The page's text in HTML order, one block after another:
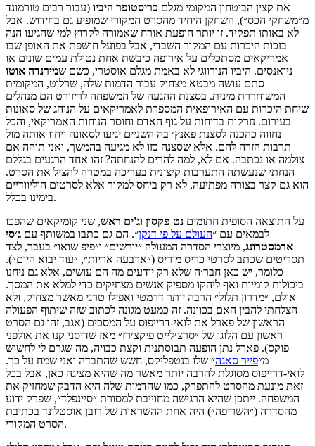
את קצין הביטחון המקומי מגלם כריסטופר היביו (עבור רבים טורמונד
מ״משחקי הכס״), השחקן היחיד מהסרט המקורי שמופיע גם בחידוש. אבל
לא באותו תפקיד. זו יותר הופעת אורח שאמורה לקרוץ למי שהגיעו הנה
בזכות היכרות עם המקור השבדי, אבל בפועל חושפת את האופן שבו
אמריקאים מסתכלים על אירופה כיבשת אחת נטולת עמים שונים או
ניואנסים. היביו הנורווגי לא באמת מגלם אוסטרי, כשם שמירנדה אוטו
סתם עושה מבטא מצחיק עבור הדמות שלה, שרלוט, המקומית
המשוחררת מינית. בסצנת ההגעה של המשפחה לריזורט הם מנהלים
שיחת היכרות עם האירופאית המספרת לאמריקאים על הנוהג של סאונות
בעירום. נזרקות בדיחות על גוף האדם וחוסר הנוחות האמריקאי, והכל
נחווה כהכנה לסצנת פאנץ׳ בה השניים יגיעו לסאונה ויחוו אותה מול
תרבות הזרה להם. אלא שסצנה כזו לא מגיעה בהמשך, ואני תוהה אם
צולמה או נכתבה. אם לא, למה להרים להנחתה? זהו אחד הרגעים בגללם
הנחתי שנעשתה התערבות קיצונית בעריכה במטרה להציל את הסרט.
הוא גם קצר בצורה מפתיעה, לא רק ביחס למקור אלא לסרטים הוליוודיים
בימינו בכלל.
על התוצאה הסופית חתומים נט פקסון וג'ים ראש, שני קומיקאים שהפכו
לבמאים עם ״העולם על פי דנקן״. הם גם כתבו במשותף עם ג׳סי
ארמסטרונג, מיוצרי הסדרה המעולה ״יורשים״ ו״פיפ שואו״ בעבר, לצד
תסריטים שכתב לסרטי כריס מוריס (״ארבעה אריות״, ״עוד יבוא היום״).
כלומר, יש כאן חבר׳ה שלא רק יודעים מה הם עושים, אלא גם ניחנו
ביכולות קומיות ואף ליהקו מספיק אנשים מצחיקים כדי למלא את המסך.
אולם, ״מדרון תלול״ הרבה יותר דרמטי ואפילו טרגי מאשר מצחיק, ולא
הצלחתי להבין האם בכוונה. זה כמעט מגונה לכתוב שזה שיתוף הפעולה
הראשון של פארל את לואי-דרייפוס על המסכים (אגב, זהו גם הסרט
ראשון עם הלוגו של ״סרצ׳לייט פיקצ׳רז״ מאז שדיסני קנו את אולפני
פוקס). פארל נתן הופעה תבוסתנית וקצת כבויה, מה שגרם לי לחשוש
מ״פייר סאגה״ שלו בנטפליקס, חשש שהתבדה ואני שמח על כך.
לואי-דרייפוס מסוגלת להרבה יותר מאשר מה שהיא מציגה כאן, אבל בכל
זאת מונעת מהסרט להתפרק, כמו שהדמות שלה היא הדבק שמחזיק את
המשפחה. ייתכן שהיא הרגישה מחוייבת למסורת ״סיינפלד״, שפרק ידוע
מהסדרה (״השריפה״) היה אחת ההשראות של רובן אוסטלונד בכתיבת
הסרט המקורי.